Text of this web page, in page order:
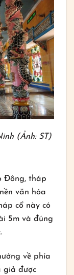
(Ảnh: ST)
Đông, tháp
văn hóa
cổ này có
5m và đúng
về phía
giả được